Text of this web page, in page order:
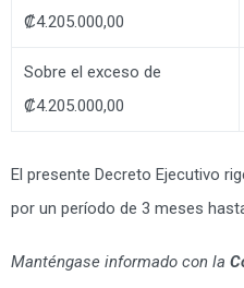
₡4.205.000,00
Sobre el exceso de
₡4.205.000,00
El presente Decreto Ejecutivo
por un período de 3 meses
Manténgase informado con la